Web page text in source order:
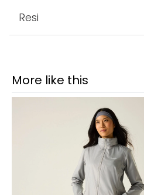
Resi
More like this